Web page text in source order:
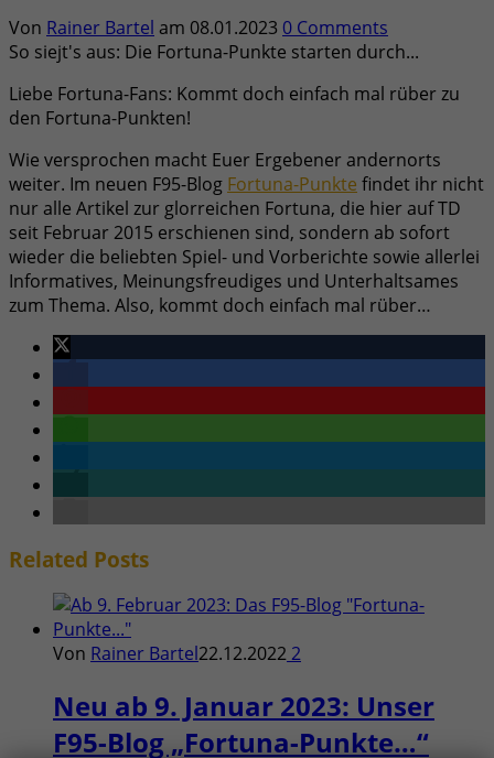
Von Rainer Bartel am 08.01.2023 0 Comments
So siejt's aus: Die Fortuna-Punkte starten durch...
Liebe Fortuna-Fans: Kommt doch einfach mal rüber zu
den Fortuna-Punkten!
Wie versprochen macht Euer Ergebener andernorts
weiter. Im neuen F95-Blog Fortuna-Punkte findet ihr nicht
nur alle Artikel zur glorreichen Fortuna, die hier auf TD
seit Februar 2015 erschienen sind, sondern ab sofort
wieder die beliebten Spiel- und Vorberichte sowie allerlei
Informatives, Meinungsfreudiges und Unterhaltsames
zum Thema. Also, kommt doch einfach mal rüber…
Related Posts
Von Rainer Bartel22.12.2022 2
Neu ab 9. Januar 2023: Unser
F95-Blog „Fortuna-Punkte…“